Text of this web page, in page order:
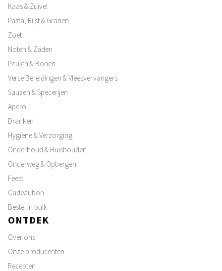
Kaas & Zuivel
Pasta, Rijst & Granen
Zoet
Noten & Zaden
Peulen & Bonen
Verse Bereidingen & Vleesvervangers
Sauzen & Specerijen
Apero
Dranken
Hygiëne & Verzorging
Onderhoud & Huishouden
Onderweg & Opbergen
Feest
Cadeaubon
Bestel in bulk
ONTDEK
Over ons
Onze producenten
Recepten